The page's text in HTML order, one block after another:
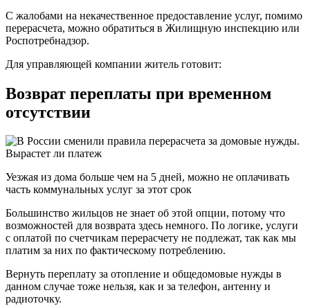
С жалобами на некачественное предоставление услуг, помимо
перерасчета, можно обратиться в Жилищную инспекцию или
Роспотребнадзор.
Для управляющей компании житель готовит:
Возврат переплаты при временном
отсутствии
Уезжая из дома больше чем на 5 дней, можно не оплачивать
часть коммунальных услуг за этот срок
Большинство жильцов не знает об этой опции, потому что
возможностей для возврата здесь немного. По логике, услуги
с оплатой по счетчикам перерасчету не подлежат, так как мы
платим за них по фактическому потреблению.
Вернуть переплату за отопление и общедомовые нужды в
данном случае тоже нельзя, как и за телефон, антенну и
радиоточку.